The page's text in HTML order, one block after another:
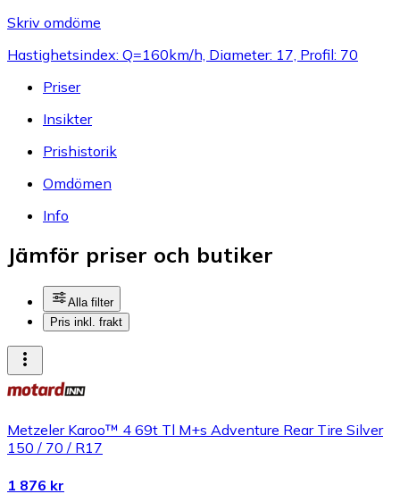
Skriv omdöme
Hastighetsindex: Q=160km/h, Diameter: 17, Profil: 70
Priser
Insikter
Prishistorik
Omdömen
Info
Jämför priser och butiker
Alla filter
Pris inkl. frakt
Metzeler Karoo™ 4 69t Tl M+s Adventure Rear Tire Silver
150 / 70 / R17
1 876 kr